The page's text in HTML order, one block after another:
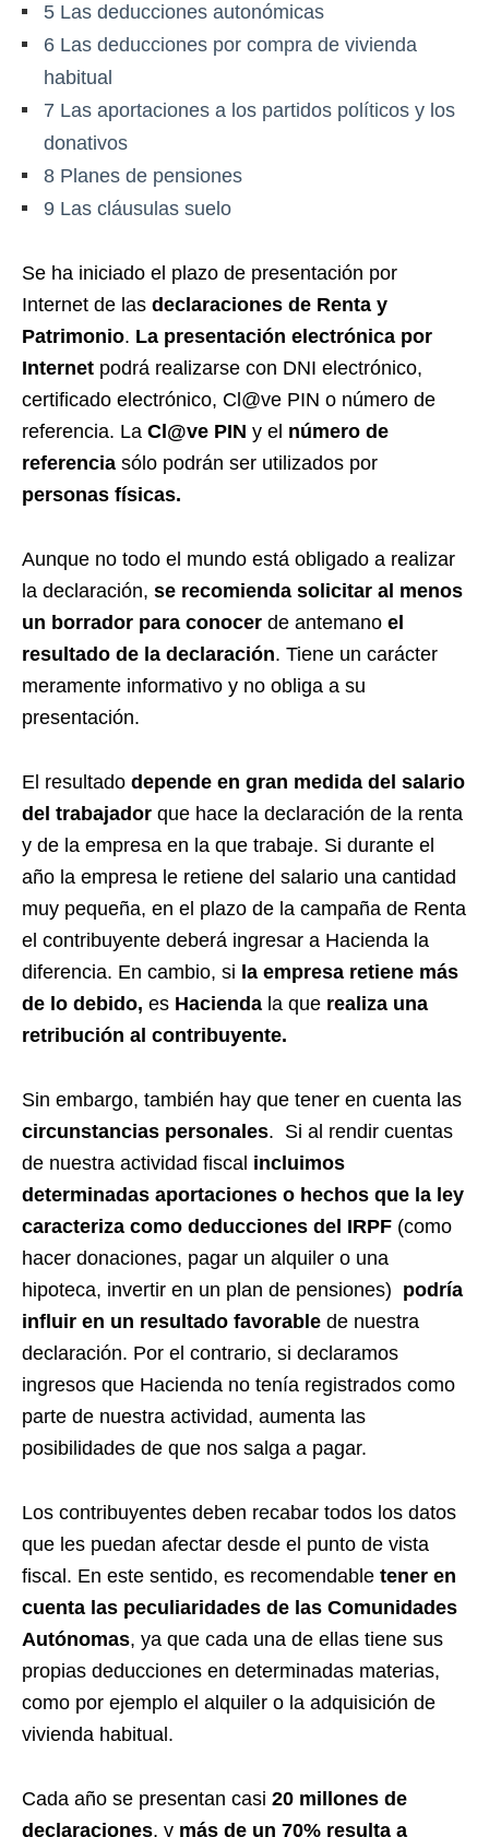
5 Las deducciones autonómicas
6 Las deducciones por compra de vivienda
habitual
7 Las aportaciones a los partidos políticos y los
donativos
8 Planes de pensiones
9 Las cláusulas suelo
Se ha iniciado el plazo de presentación por
Internet de las declaraciones de Renta y
Patrimonio. La presentación electrónica por
Internet podrá realizarse con DNI electrónico,
certificado electrónico, Cl@ve PIN o número de
referencia. La Cl@ve PIN y el número de
referencia sólo podrán ser utilizados por
personas físicas.
Aunque no todo el mundo está obligado a realizar
la declaración, se recomienda solicitar al menos
un borrador para conocer de antemano el
resultado de la declaración. Tiene un carácter
meramente informativo y no obliga a su
presentación.
El resultado depende en gran medida del salario
del trabajador que hace la declaración de la renta
y de la empresa en la que trabaje. Si durante el
año la empresa le retiene del salario una cantidad
muy pequeña, en el plazo de la campaña de Renta
el contribuyente deberá ingresar a Hacienda la
diferencia. En cambio, si la empresa retiene más
de lo debido, es Hacienda la que realiza una
retribución al contribuyente.
Sin embargo, también hay que tener en cuenta las
circunstancias personales. Si al rendir cuentas
de nuestra actividad fiscal incluimos
determinadas aportaciones o hechos que la ley
caracteriza como deducciones del IRPF (como
hacer donaciones, pagar un alquiler o una
hipoteca, invertir en un plan de pensiones) podría
influir en un resultado favorable de nuestra
declaración. Por el contrario, si declaramos
ingresos que Hacienda no tenía registrados como
parte de nuestra actividad, aumenta las
posibilidades de que nos salga a pagar.
Los contribuyentes deben recabar todos los datos
que les puedan afectar desde el punto de vista
fiscal. En este sentido, es recomendable tener en
cuenta las peculiaridades de las Comunidades
Autónomas, ya que cada una de ellas tiene sus
propias deducciones en determinadas materias,
como por ejemplo el alquiler o la adquisición de
vivienda habitual.
Cada año se presentan casi 20 millones de
declaraciones, y más de un 70% resulta a